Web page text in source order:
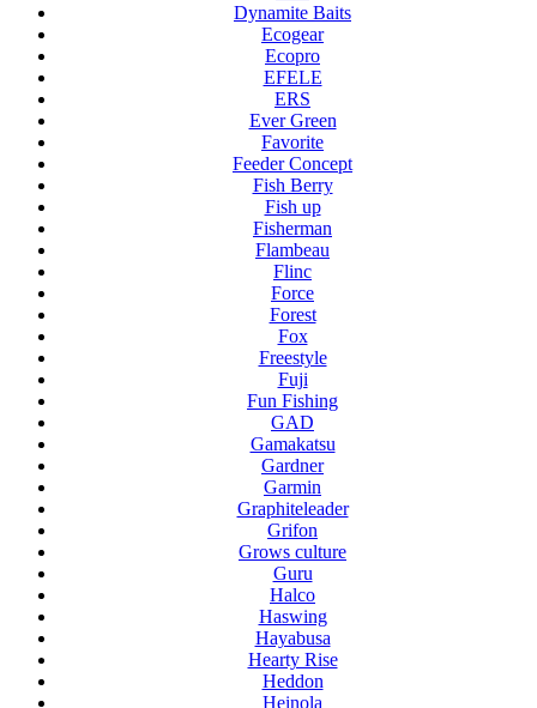
Dynamite Baits
Ecogear
Ecopro
EFELE
ERS
Ever Green
Favorite
Feeder Concept
Fish Berry
Fish up
Fisherman
Flambeau
Flinc
Force
Forest
Fox
Freestyle
Fuji
Fun Fishing
GAD
Gamakatsu
Gardner
Garmin
Graphiteleader
Grifon
Grows culture
Guru
Halco
Haswing
Hayabusa
Hearty Rise
Heddon
Heinola